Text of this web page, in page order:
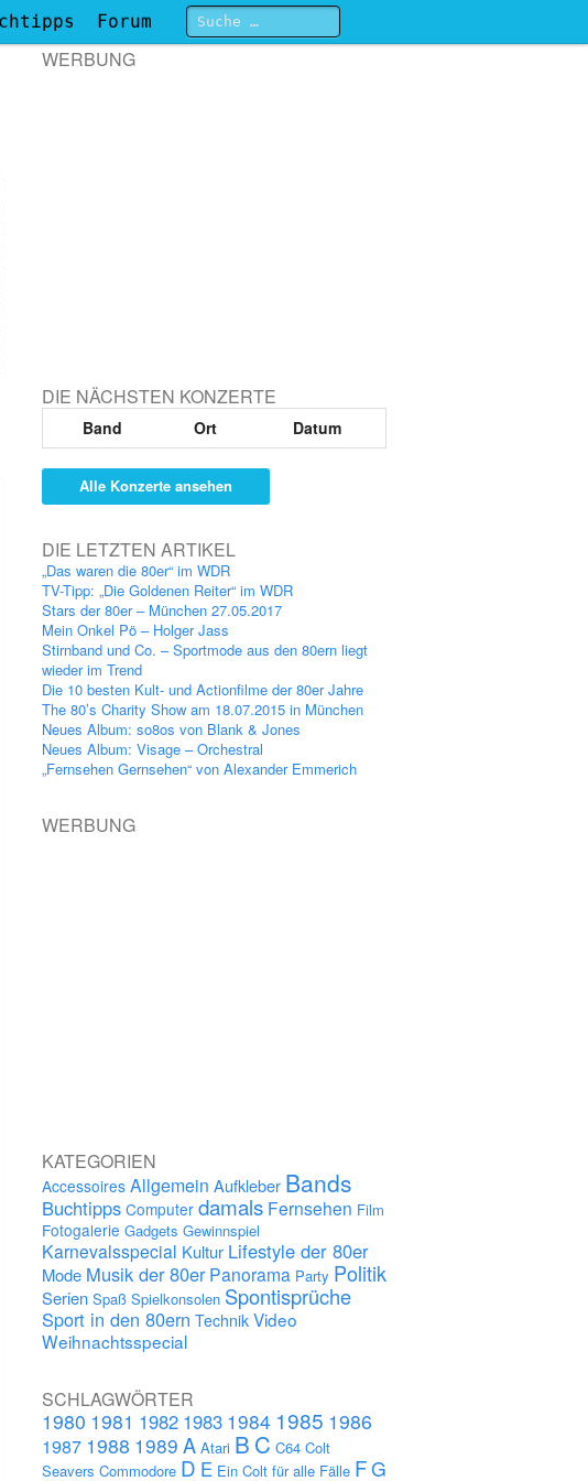
Forum
WERBUNG
DIE NÄCHSTEN KONZERTE
Band Ort Datum
Alle Konzerte ansehen
DIE LETZTEN ARTIKEL
„Das waren die 80er“ im WDR
TV-Tipp: „Die Goldenen Reiter“ im WDR
Stars der 80er – München 27.05.2017
Mein Onkel Pö – Holger Jass
Stirnband und Co. – Sportmode aus den 80ern liegt
wieder im Trend
Die 10 besten Kult- und Actionfilme der 80er Jahre
The 80’s Charity Show am 18.07.2015 in München
Neues Album: so8os von Blank & Jones
Neues Album: Visage – Orchestral
„Fernsehen Gernsehen“ von Alexander Emmerich
WERBUNG
KATEGORIEN
Accessoires Allgemein Aufkleber Bands
Buchtipps Computer damals Fernsehen Film
Fotogalerie Gadgets Gewinnspiel
Karnevalsspecial Kultur Lifestyle der 80er
Mode Musik der 80er Panorama Party Politik
Serien Spaß Spielkonsolen Spontisprüche
Sport in den 80ern Technik Video
Weihnachtsspecial
SCHLAGWÖRTER
1980 1981 1982 1983 1984 1985 1986
1987 1988 1989 A Atari B C C64 Colt
Seavers Commodore D E Ein Colt für alle Fälle FG